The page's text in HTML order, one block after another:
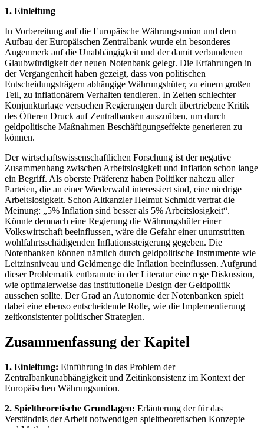
1. Einleitung
In Vorbereitung auf die Europäische Währungsunion und dem
Aufbau der Europäischen Zentralbank wurde ein besonderes
Augenmerk auf die Unabhängigkeit und der damit verbundenen
Glaubwürdigkeit der neuen Notenbank gelegt. Die Erfahrungen in
der Vergangenheit haben gezeigt, dass von politischen
Entscheidungsträgern abhängige Währungshüter, zu einem großen
Teil, zu inflationärem Verhalten tendieren. In Zeiten schlechter
Konjunkturlage versuchen Regierungen durch übertriebene Kritik
des Öfteren Druck auf Zentralbanken auszuüben, um durch
geldpolitische Maßnahmen Beschäftigungseffekte generieren zu
können.
Der wirtschaftswissenschaftlichen Forschung ist der negative
Zusammenhang zwischen Arbeitslosigkeit und Inflation schon lange
ein Begriff. Als oberste Präferenz haben Politiker nahezu aller
Parteien, die an einer Wiederwahl interessiert sind, eine niedrige
Arbeitslosigkeit. Schon Altkanzler Helmut Schmidt vertrat die
Meinung: „5% Inflation sind besser als 5% Arbeitslosigkeit“.
Könnte demnach eine Regierung die Währungshüter einer
Volkswirtschaft beeinflussen, wäre die Gefahr einer unumstritten
wohlfahrtsschädigenden Inflationssteigerung gegeben. Die
Notenbanken können nämlich durch geldpolitische Instrumente wie
Leitzinsniveau und Geldmenge die Inflation beeinflussen. Aufgrund
dieser Problematik entbrannte in der Literatur eine rege Diskussion,
wie optimalerweise das institutionelle Design der Geldpolitik
aussehen sollte. Der Grad an Autonomie der Notenbanken spielt
dabei eine ebenso entscheidende Rolle, wie die Implementierung
zeitkonsistenter politischer Strategien.
Zusammenfassung der Kapitel
1. Einleitung: Einführung in das Problem der
Zentralbankunabhängigkeit und Zeitinkonsistenz im Kontext der
Europäischen Währungsunion.
2. Spieltheoretische Grundlagen: Erläuterung der für das
Verständnis der Arbeit notwendigen spieltheoretischen Konzepte